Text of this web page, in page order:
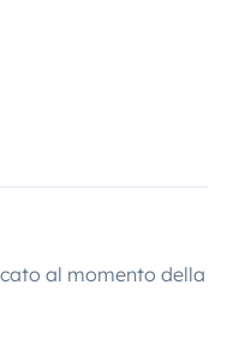
al momento della